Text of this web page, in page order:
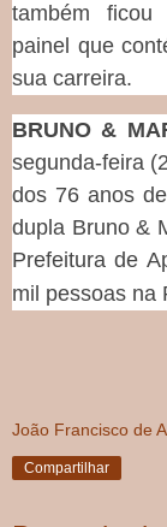
também ficou
painel que
sua carreira.
BRUNO &
segunda-feira
dos 76 anos
dupla Bruno &
Prefeitura de
mil pessoas na
João Francisco de
Compartilhar